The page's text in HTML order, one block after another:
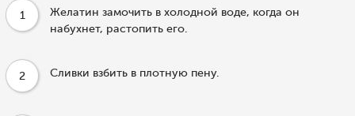
1
Желатин замочить в холодной воде, когда он
набухнет, растопить его.
2 Сливки взбить в плотную пену.